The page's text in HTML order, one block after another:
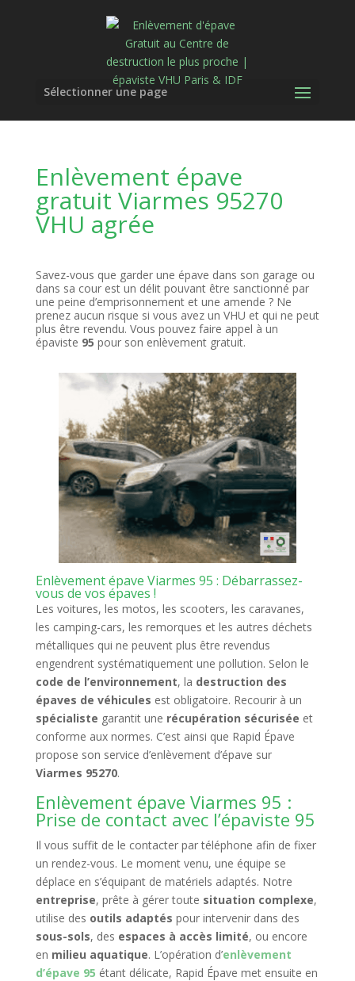
Sélectionner une page
Enlèvement épave
gratuit Viarmes 95270
VHU agrée
Savez-vous que garder une épave dans son garage ou
dans sa cour est un délit pouvant être sanctionné par
une peine d’emprisonnement et une amende ? Ne
prenez aucun risque si vous avez un VHU et qui ne peut
plus être revendu. Vous pouvez faire appel à un
épaviste 95 pour son enlèvement gratuit.
Enlèvement épave Viarmes 95 : Débarrassez-
vous de vos épaves !
Les voitures, les motos, les scooters, les caravanes,
les camping-cars, les remorques et les autres déchets
métalliques qui ne peuvent plus être revendus
engendrent systématiquement une pollution. Selon le
code de l’environnement, la destruction des
épaves de véhicules est obligatoire. Recourir à un
spécialiste garantit une récupération sécurisée et
conforme aux normes. C’est ainsi que Rapid Épave
propose son service d’enlèvement d’épave sur
Viarmes 95270.
Enlèvement épave Viarmes 95 :
Prise de contact avec l’épaviste 95
Il vous suffit de le contacter par téléphone afin de fixer
un rendez-vous. Le moment venu, une équipe se
déplace en s’équipant de matériels adaptés. Notre
entreprise, prête à gérer toute situation complexe,
utilise des outils adaptés pour intervenir dans des
sous-sols, des espaces à accès limité, ou encore
en milieu aquatique. L’opération d’enlèvement
d’épave 95 étant délicate, Rapid Épave met ensuite en